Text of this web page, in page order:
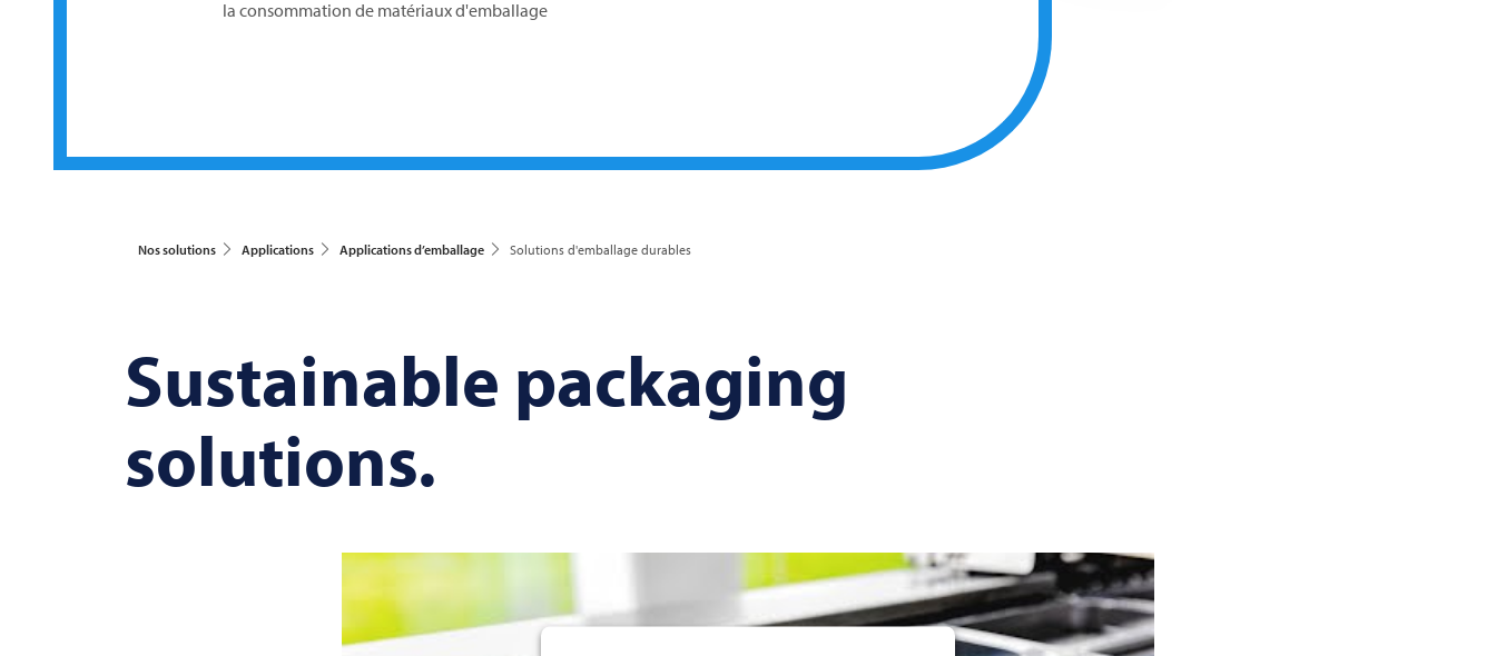
la consommation de matériaux d'emballage
Nos solutions Applications Applications d’emballage Solutions d'emballage durables
Sustainable packaging
solutions.